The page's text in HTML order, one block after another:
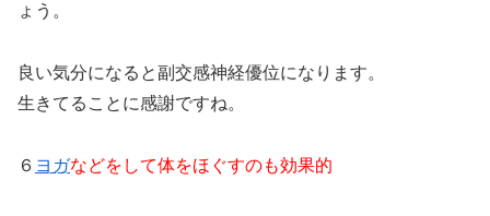
ょう。
良い気分になると副交感神経優位になります。
生きてることに感謝ですね。
６ ヨガなどをして体をほぐすのも効果的